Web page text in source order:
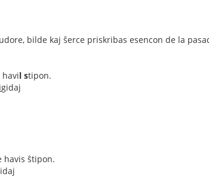
bilde kaj ŝerce priskribas esencon de la
l stipon.
igidaj
havis ŝtipon.